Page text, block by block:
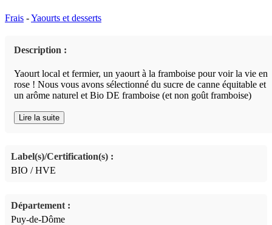
Frais -Yaourts et desserts
Description :
Yaourt local et fermier, un yaourt à la framboise pour voir la vie en
rose ! Nous vous avons sélectionné du sucre de canne équitable et
un arôme naturel et Bio DE framboise (et non goût framboise)
Lire la suite
Label(s)/Certification(s) :
BIO / HVE
Département :
Puy-de-Dôme